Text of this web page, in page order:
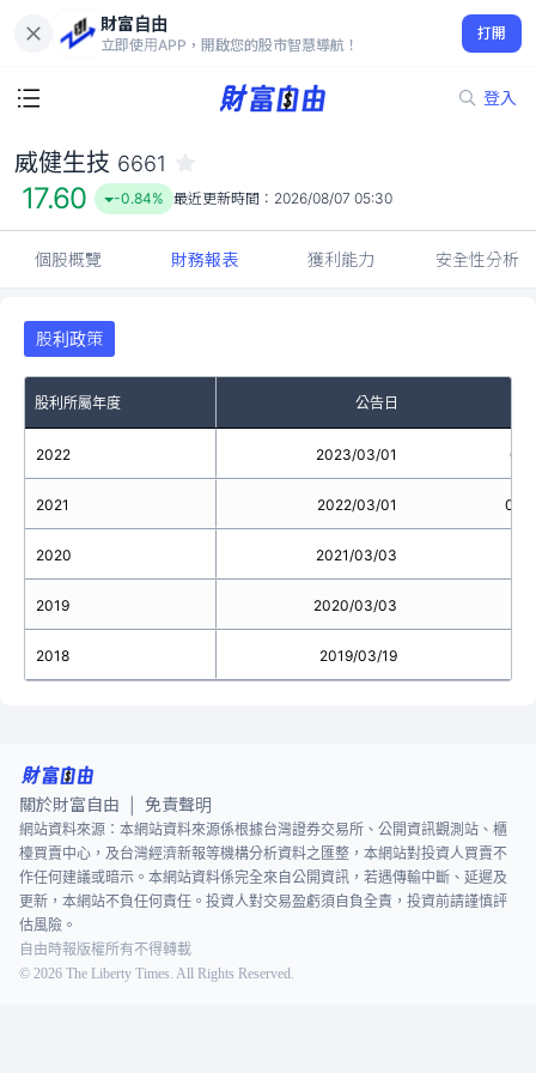
財富自由
立即使用APP，開啟您的股市智慧導航！
打開
登入
17.60
-0.84%
威健生技 6661
17.60 -0.84% 最近更新時間： 2026/08/07 05:30
個股概覽 財務報表 獲利能力 安全性分析
股利政策
股利所屬年度 公告日
2022
2021
2020
2019
2018
2023/03/01
2022/03/01
2021/03/03
2020/03/03
2019/03/19
關於財富自由 免責聲明
網站資料來源：本網站資料來源係根據台灣證券交易所、公開資訊觀測站、櫃
檯買賣中心，及台灣經濟新報等機構分析資料之匯整，本網站對投資人買賣不
作任何建議或暗示。本網站資料係完全來自公開資訊，若遇傳輸中斷、延遲及
更新，本網站不負任何責任。投資人對交易盈虧須自負全責，投資前請謹慎評
估風險。
自由時報版權所有不得轉載
© 2026 The Liberty Times. All Rights Reserved.